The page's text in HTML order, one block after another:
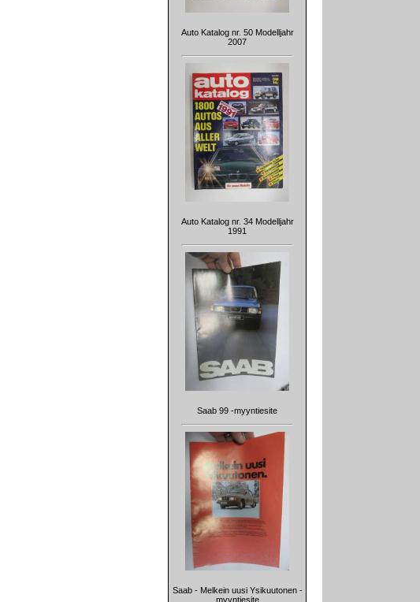
Auto Katalog nr. 50 Modelljahr
2007
Auto Katalog nr. 34 Modelljahr
1991
Saab 99 -myyntiesite
Saab - Melkein uusi Ysikuutonen -
myyntiesite